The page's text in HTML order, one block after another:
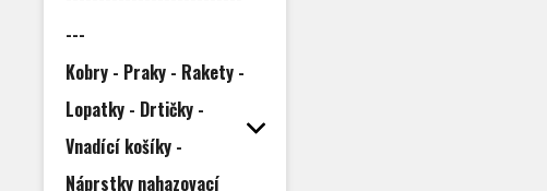
---
Kobry - Praky - Rakety -
Lopatky - Drtičky -
Vnadící košíky -
Náprstky nahazovací